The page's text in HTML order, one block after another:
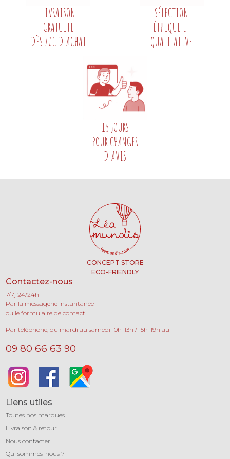
LIVRAISON
GRATUITE
DÈS 70€ D'ACHAT
SÉLECTION
ÉTHIQUE ET
QUALITATIVE
15 JOURS
POUR CHANGER
D'AVIS
CONCEPT STORE
ECO-FRIENDLY
Contactez-nous
7/7j 24/24h
Par la messagerie instantanée
ou le formulaire de contact
Par téléphone, du mardi au samedi 10h-13h / 15h-19h au
09 80 66 63 90
Liens utiles
Toutes nos marques
Livraison & retour
Nous contacter
Qui sommes-nous ?